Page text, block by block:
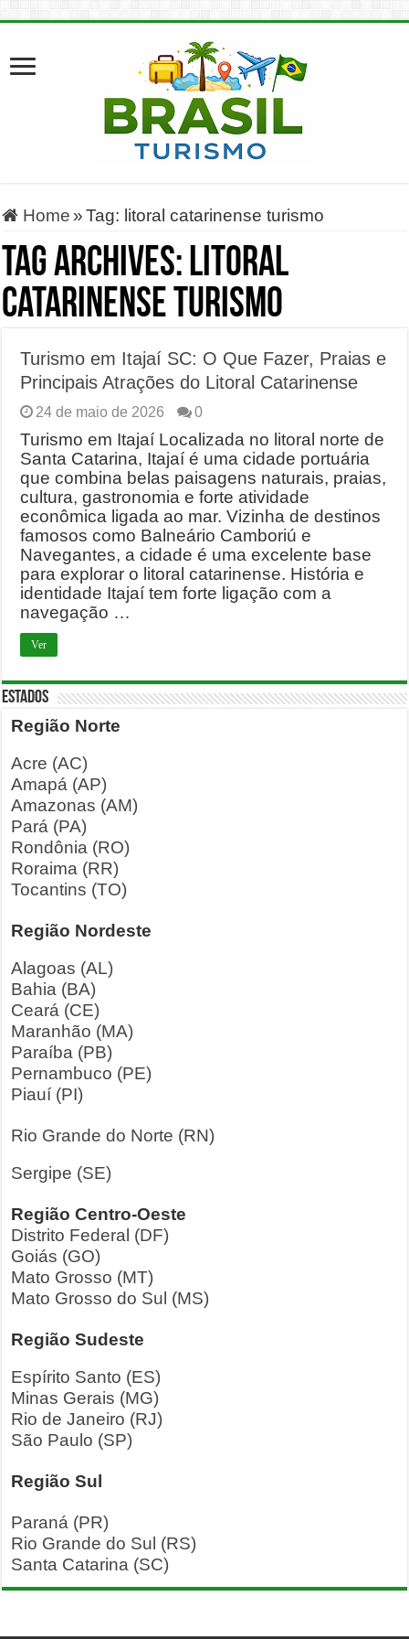
Home » Tag: litoral catarinense turismo
Tag Archives: litoral
catarinense turismo
Turismo em Itajaí SC: O Que Fazer, Praias e
Principais Atrações do Litoral Catarinense
24 de maio de 2026 0
Turismo em Itajaí Localizada no litoral norte de
Santa Catarina, Itajaí é uma cidade portuária
que combina belas paisagens naturais, praias,
cultura, gastronomia e forte atividade
econômica ligada ao mar. Vizinha de destinos
famosos como Balneário Camboriú e
Navegantes, a cidade é uma excelente base
para explorar o litoral catarinense. História e
identidade Itajaí tem forte ligação com a
navegação …
Ver
ESTADOS
Região Norte
Acre (AC)
Amapá (AP)
Amazonas (AM)
Pará (PA)
Rondônia (RO)
Roraima (RR)
Tocantins (TO)
Região Nordeste
Alagoas (AL)
Bahia (BA)
Ceará (CE)
Maranhão (MA)
Paraíba (PB)
Pernambuco (PE)
Piauí (PI)
Rio Grande do Norte (RN)
Sergipe (SE)
Região Centro-Oeste
Distrito Federal (DF)
Goiás (GO)
Mato Grosso (MT)
Mato Grosso do Sul (MS)
Região Sudeste
Espírito Santo (ES)
Minas Gerais (MG)
Rio de Janeiro (RJ)
São Paulo (SP)
Região Sul
Paraná (PR)
Rio Grande do Sul (RS)
Santa Catarina (SC)